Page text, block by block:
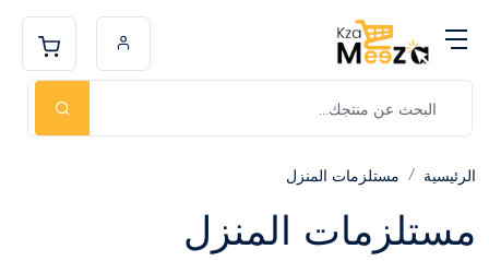
الرئيسية مستلزمات المنزل
مستلزمات المنزل